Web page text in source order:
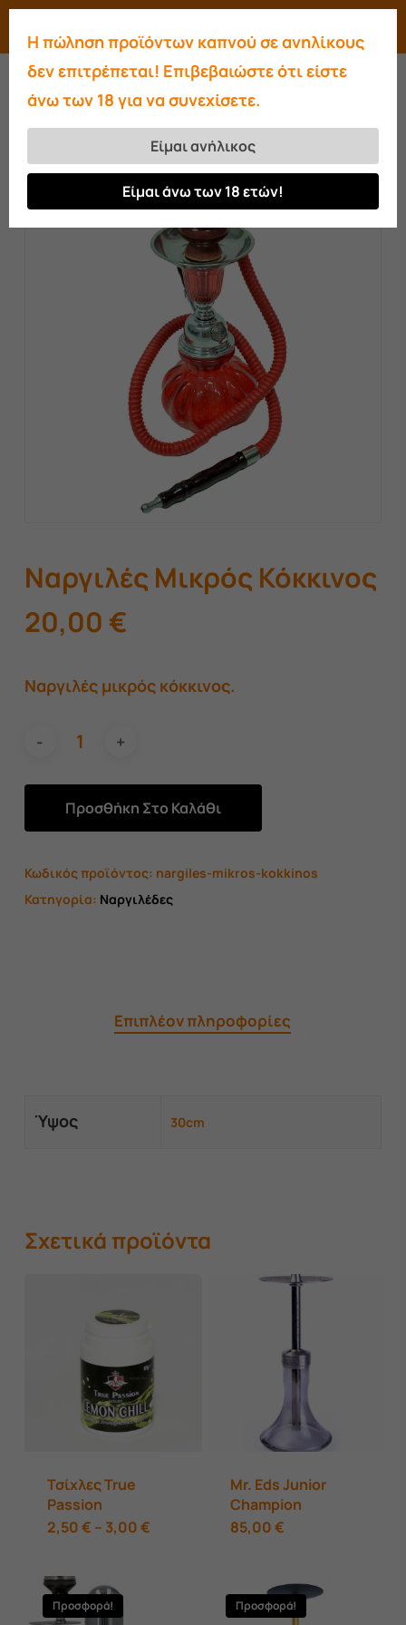
Skip
main
content
searchaccount
Αρχική σελίδα Ναργιλέδες
μικρός κόκκινος
Ναργιλές Μικρός Κόκκινος
20,00 €
Ναργιλές μικρός κόκκινος.
Προσθήκη Στο Καλάθι
Κωδικός προϊόντος: nargiles-mikros-kokkinos
Κατηγορία: Ναργιλέδες
Επιπλέον πληροφορίες
Ύψος 30cm
Σχετικά προϊόντα
Τσίχλες True
Passion
2,50€ – 3,00€Price
Αυτό
έχει
Mr. Eds Junior
Champion
85,00€
Προσφορά! Προσφορά!
Close
Η πώληση προϊόντων καπνού σε ανηλίκους
δεν επιτρέπεται! Επιβεβαιώστε ότι είστε
άνω των 18 για να συνεχίσετε.
Είμαι ανήλικος
Είμαι άνω των 18 ετών!